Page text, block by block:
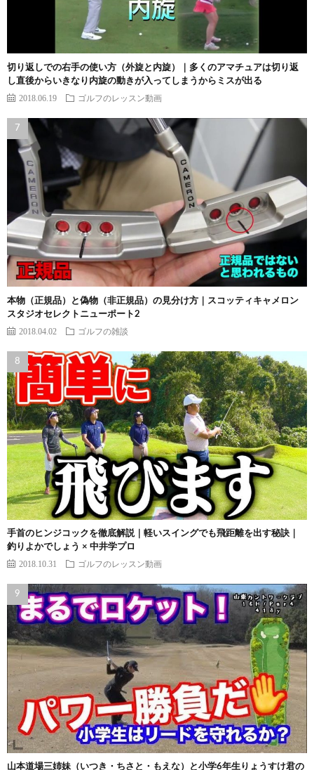
切り返しでの右手の使い方（外旋と内旋）｜多くのアマチュアは切り返
し直後からいきなり内旋の動きが入ってしまうからミスが出る
2018.06.19 ゴルフのレッスン動画
本物（正規品）と偽物（非正規品）の見分け方｜スコッティキャメロン
スタジオセレクトニューポート2
2018.04.02 ゴルフの雑談
手首のヒンジコックを徹底解説｜軽いスイングでも飛距離を出す秘訣｜
釣りよかでしょう × 中井学プロ
2018.10.31 ゴルフのレッスン動画
山本道場三姉妹（いつき・ちさと・もえな）と小学6年生りょうすけ君の